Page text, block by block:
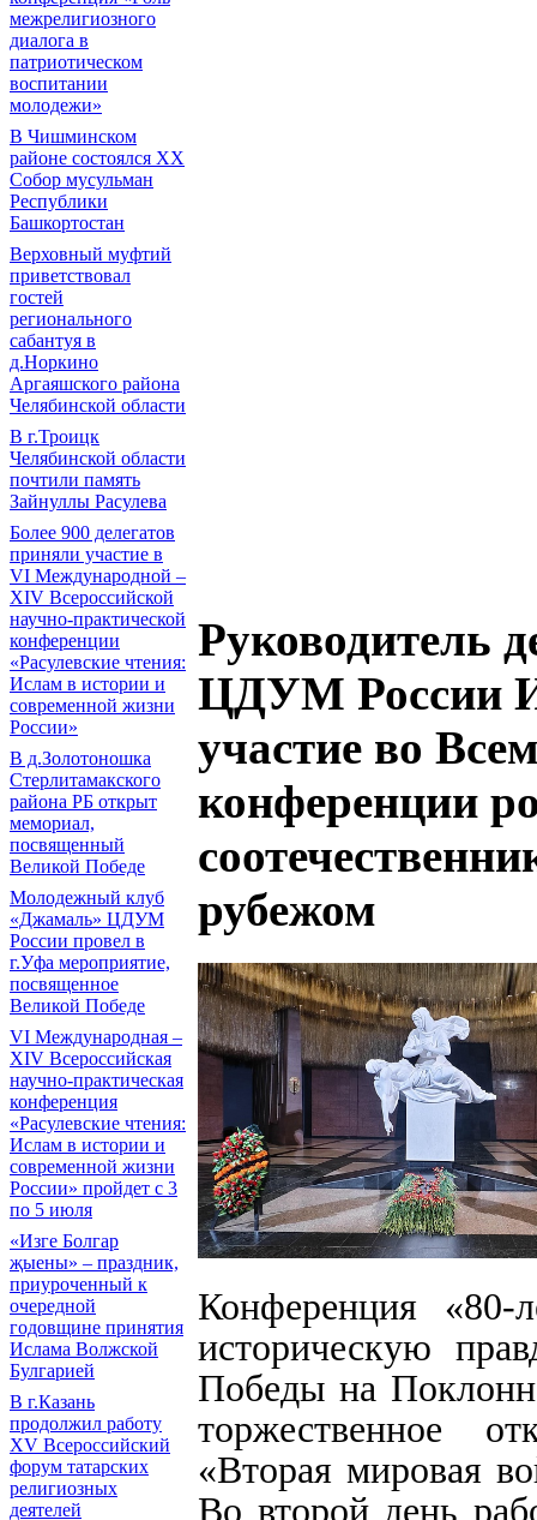
межрелигиозного
диалога в
патриотическом
воспитании
молодежи»
В Чишминском
районе состоялся XX
Собор мусульман
Республики
Башкортостан
Верховный муфтий
приветствовал
гостей
регионального
сабантуя в
д.Норкино
Аргаяшского района
Челябинской области
В г.Троицк
Челябинской области
почтили память
Зайнуллы Расулева
Более 900 делегатов
приняли участие в
VI Международной –
ХIV Всероссийской
научно-практической
конференции
«Расулевские чтения:
Ислам в истории и
современной жизни
России»
В д.Золотоношка
Стерлитамакского
района РБ открыт
мемориал,
посвященный
Великой Победе
Молодежный клуб
«Джамаль» ЦДУМ
России провел в
г.Уфа мероприятие,
посвященное
Великой Победе
VI Международная –
ХIV Всероссийская
научно-практическая
конференция
«Расулевские чтения:
Ислам в истории и
современной жизни
России» пройдет с 3
по 5 июля
«Изге Болгар
җыены» – праздник,
приуроченный к
очередной
годовщине принятия
Ислама Волжской
Булгарией
В г.Казань
продолжил работу
XV Всероссийский
форум татарских
религиозных
деятелей
Руководитель
ЦДУМ России
участие во
конференции
рубежом
Конференция
историческую
Победы на
торжественное
«Вторая мировая
Во второй день